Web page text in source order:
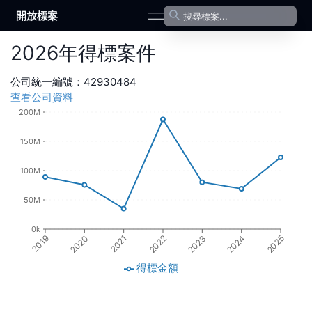
開放標案 open navigation menu
2026年得標案件
公司統一編號： 42930484
查看公司資料
2019 2020 2021 2022 2023 2024 2025
0k
50M
100M
150M
200M
得標金額